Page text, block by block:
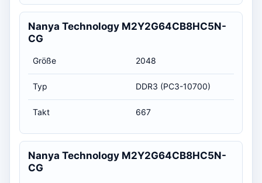
Nanya Technology M2Y2G64CB8HC5N-
CG
Größe 2048
Typ DDR3 (PC3-10700)
Takt 667
Nanya Technology M2Y2G64CB8HC5N-
CG